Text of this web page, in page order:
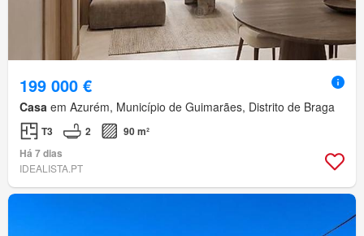
199 000 €
Casa em Azurém, Município de Guimarães, Distrito de Braga
T3 2
90 m²
Há 7 dias
IDEALISTA.PT